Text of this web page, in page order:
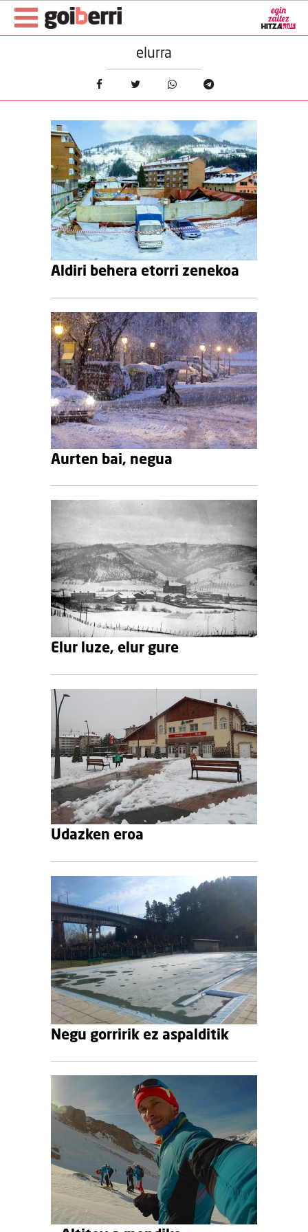
elurra
Aldiri behera etorri zenekoa
Aurten bai, negua
Elur luze, elur gure
Udazken eroa
Negu gorririk ez aspalditik